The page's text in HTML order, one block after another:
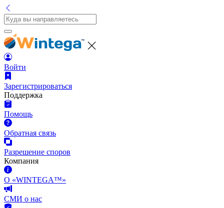
Войти
Зарегистрироваться
Поддержка
Помощь
Обратная связь
Разрешение споров
Компания
О «WINTEGA™»
СМИ о нас